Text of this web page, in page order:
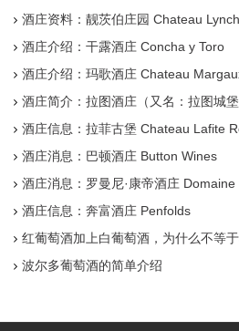
酒庄资料：靓茨伯庄园 Chateau
酒庄介绍：干露酒庄 Concha y Toro
酒庄介绍：玛歌酒庄 Chateau
酒庄简介：拉图酒庄（又名：拉图城
酒庄信息：拉菲古堡 Chateau Lafite
酒庄消息：巴顿酒庄 Button Wines
酒庄消息：罗曼尼·康帝酒庄
酒庄信息：奔富酒庄 Penfolds
红葡萄酒加上白葡萄酒，为什么不等
波尔多葡萄酒的简单介绍